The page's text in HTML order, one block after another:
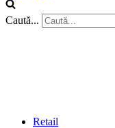
Caută...
Retail